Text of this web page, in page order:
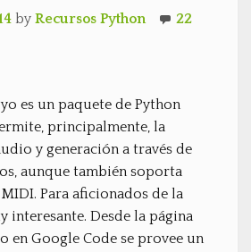
by Recursos Python
22
es un paquete de Python
principalmente, la
y generación a través de
aunque también soporta
Para aficionados de la
interesante. Desde la página
en Google Code se provee un